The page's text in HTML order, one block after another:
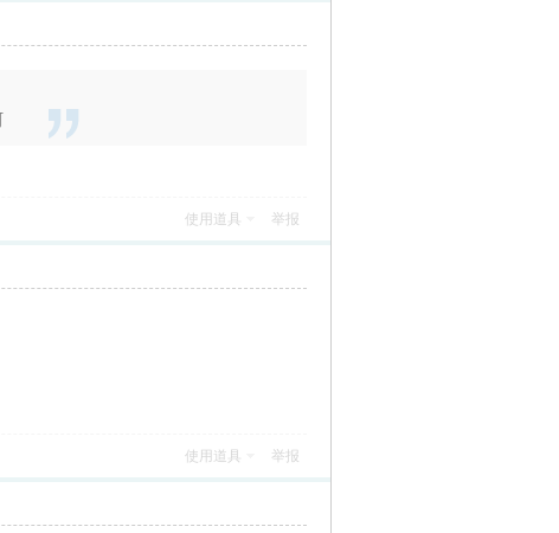
使用道具 举报
使用道具 举报